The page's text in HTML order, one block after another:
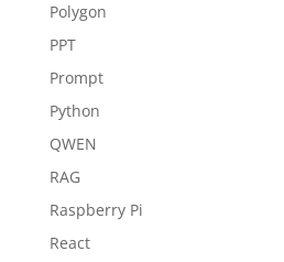
Polygon
PPT
Prompt
Python
QWEN
RAG
Raspberry Pi
React